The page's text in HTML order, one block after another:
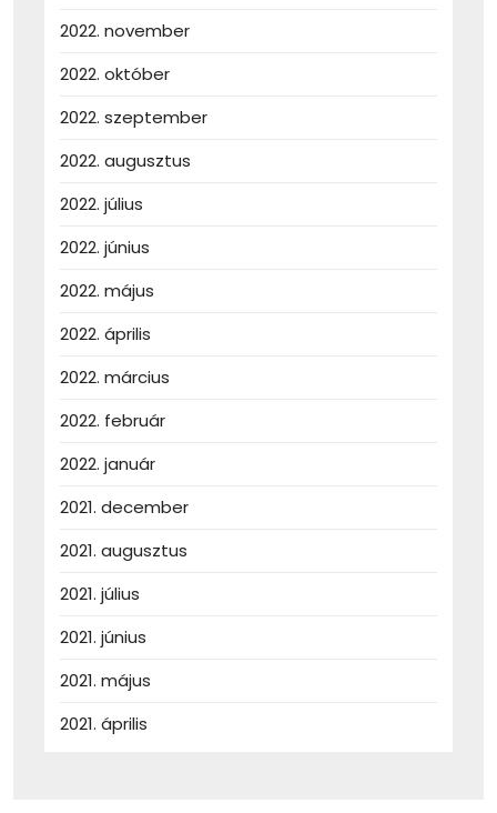
2022. november
2022. október
2022. szeptember
2022. augusztus
2022. július
2022. június
2022. május
2022. április
2022. március
2022. február
2022. január
2021. december
2021. augusztus
2021. július
2021. június
2021. május
2021. április